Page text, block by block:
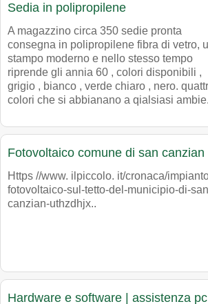
Sedia in polipropilene
A magazzino circa 350 sedie pronta
consegna in polipropilene fibra di vetro,
stampo moderno e nello stesso tempo
riprende gli annia 60 , colori disponibili ,
grigio , bianco , verde chiaro , nero.
colori che si abbianano a qialsiasi
Fotovoltaico comune di san canzian
Https //www. ilpiccolo. it/cronaca/
fotovoltaico-sul-tetto-del-municipio-di-
canzian-uthzdhjx..
Hardware e software | assistenza pc